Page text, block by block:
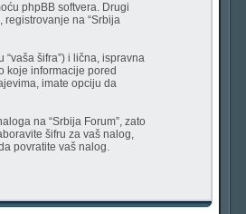
phpBB softvera. Drugi
registrovanje na “Srbija
šifra”) i lična, ispravna
koje informacije pored
imate opciju da
na “Srbija Forum”, zato
šifru za vaš nalog,
povratite vaš nalog.